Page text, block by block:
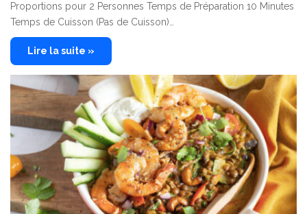
Proportions pour 2 Personnes Temps de Préparation 10 Minutes
Temps de Cuisson (Pas de Cuisson)…
Lire la suite »